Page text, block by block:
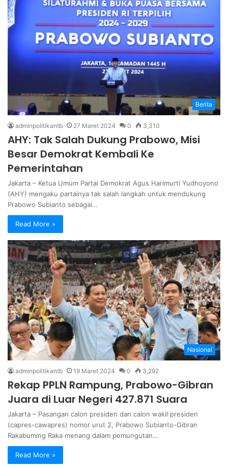
Berita
adminpolitikantb 27 Maret 2024 0 3,310
AHY: Tak Salah Dukung Prabowo, Misi
Besar Demokrat Kembali Ke
Pemerintahan
Jakarta – Ketua Umum Partai Demokrat Agus Harimurti Yudhoyono
(AHY) mengaku partainya tak salah langkah untuk mendukung
Prabowo Subianto sebagai…
Read More »
Nasional
adminpolitikantb 19 Maret 2024 0 3,292
Rekap PPLN Rampung, Prabowo-Gibran
Juara di Luar Negeri 427.871 Suara
Jakarta – Pasangan calon presiden dan calon wakil presiden
(capres-cawapres) nomor urut 2, Prabowo Subianto-Gibran
Rakabuming Raka menang dalam pemungutan…
Read More »